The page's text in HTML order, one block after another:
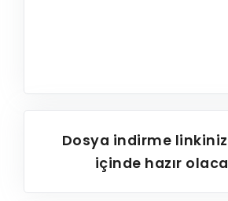
Dosya indirme
içinde hazır